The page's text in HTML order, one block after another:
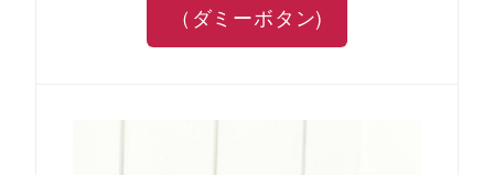
（ダミーボタン)